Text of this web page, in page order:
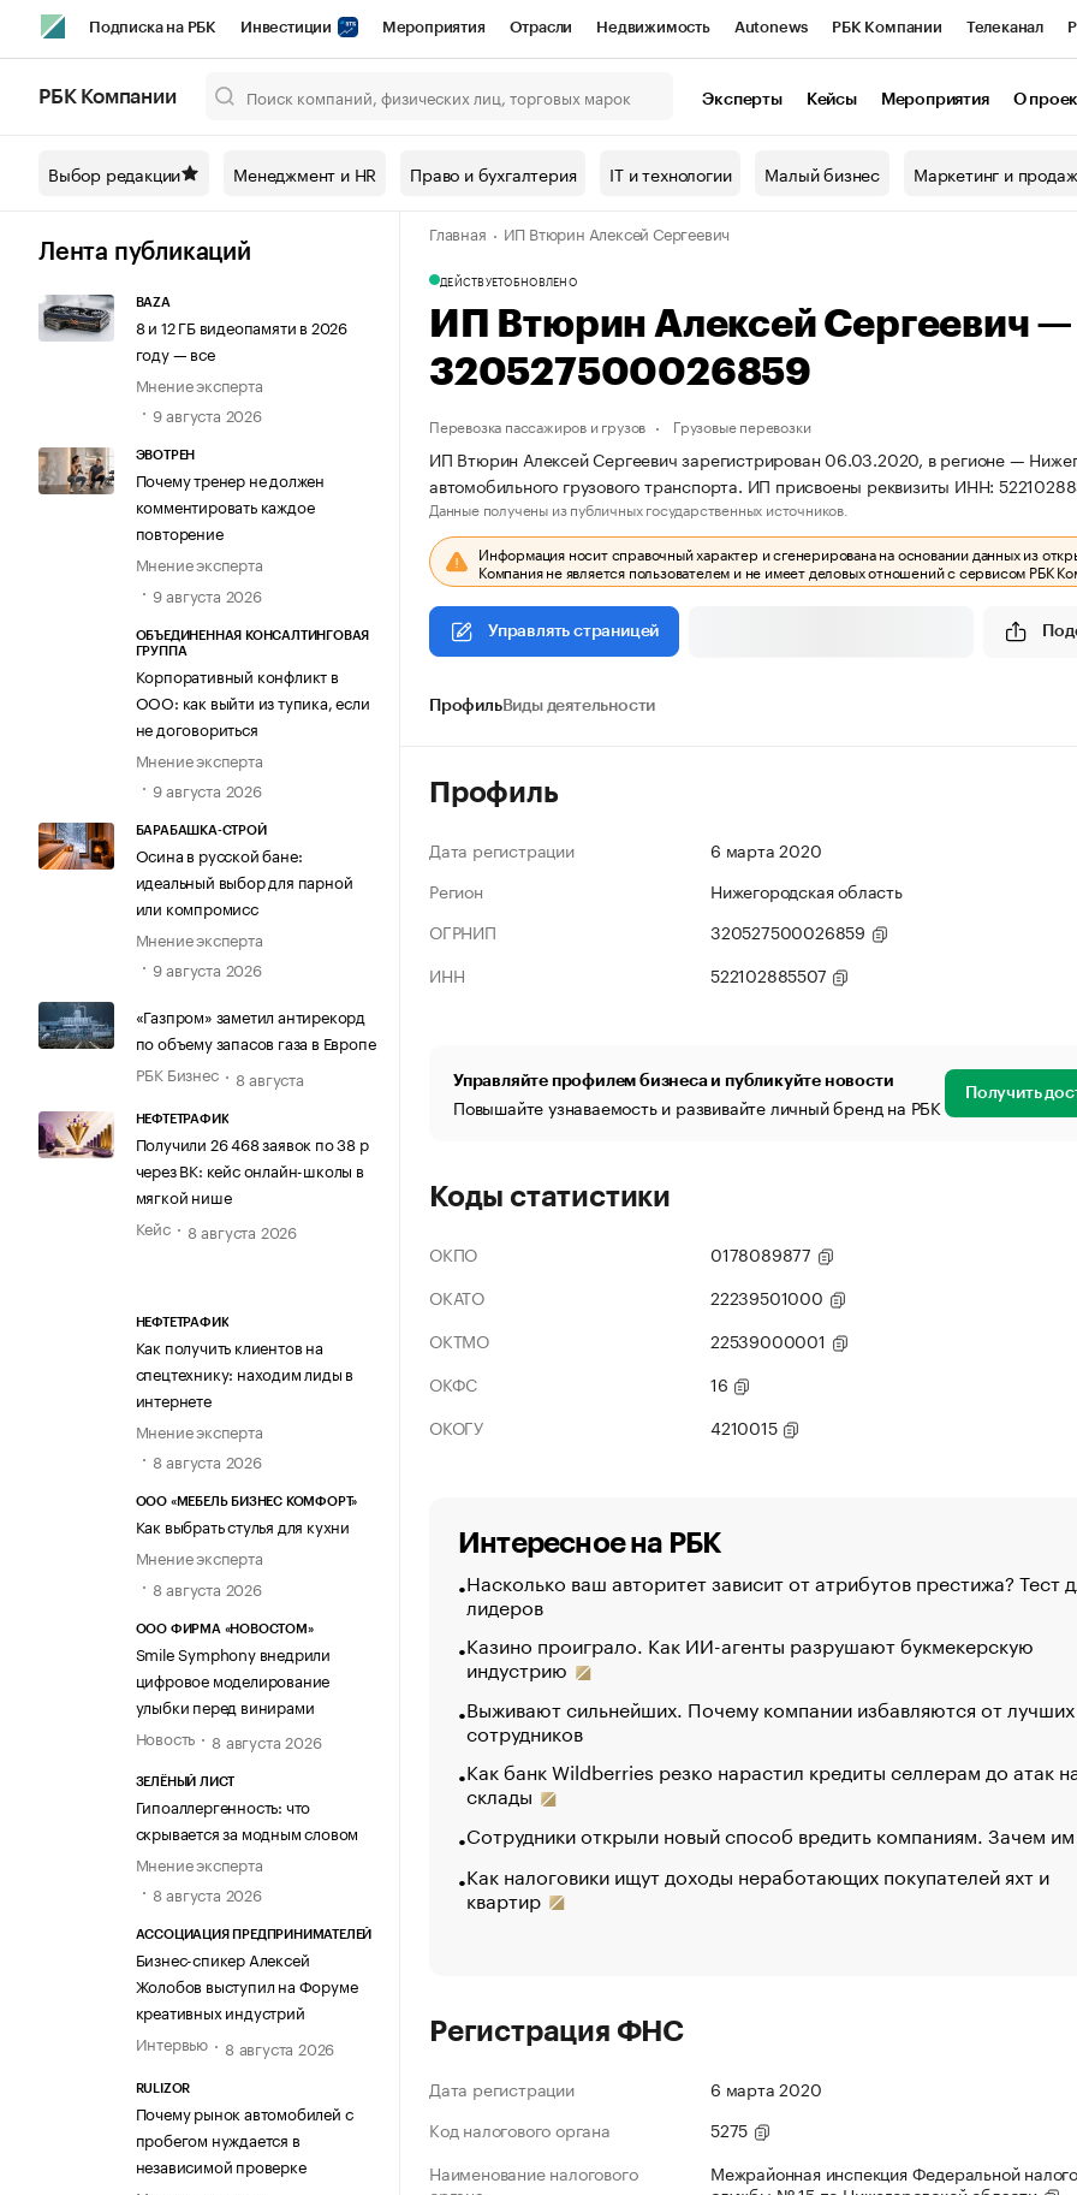
Подписка на РБК Инвестиции Мероприятия Отрасли Недвижимость Autonews РБК Компании Телеканал
Спецпроекты СПб Конференции СПб Спецпроекты Проверка контрагентов
Технологии и медиа Рынок наличной валюты
РБК Компании Эксперты Кейсы Мероприятия О
Выбор редакции Менеджмент и HR Право и бухгалтерия IT и технологии Малый бизнес Маркетинг и
Лента публикаций
BAZA
8 и 12 ГБ видеопамяти в 2026
году — все
Мнение эксперта
9 августа 2026
ЭВОТРЕН
Почему тренер не должен
комментировать каждое
повторение
Мнение эксперта
9 августа 2026
ОБЪЕДИНЕННАЯ КОНСАЛТИНГОВАЯ
ГРУППА
Корпоративный конфликт в
ООО: как выйти из тупика, если
не договориться
Мнение эксперта
9 августа 2026
БАРАБАШКА-СТРОЙ
Осина в русской бане:
идеальный выбор для парной
или компромисс
Мнение эксперта
9 августа 2026
«Газпром» заметил антирекорд
по объему запасов газа в Европе
РБК Бизнес
8 августа
НЕФТЕТРАФИК
Получили 26 468 заявок по 38 р
через ВК: кейс онлайн-школы в
мягкой нише
Кейс
8 августа 2026
НЕФТЕТРАФИК
Как получить клиентов на
спецтехнику: находим лиды в
интернете
Мнение эксперта
8 августа 2026
ООО «МЕБЕЛЬ БИЗНЕС КОМФОРТ»
Как выбрать стулья для кухни
Мнение эксперта
8 августа 2026
ООО ФИРМА «НОВОСТОМ»
Smile Symphony внедрили
цифровое моделирование
улыбки перед винирами
Новость
8 августа 2026
ЗЕЛЁНЫЙ ЛИСТ
Гипоаллергенность: что
скрывается за модным словом
Мнение эксперта
8 августа 2026
АССОЦИАЦИЯ ПРЕДПРИНИМАТЕЛЕЙ
Бизнес-спикер Алексей
Жолобов выступил на Форуме
креативных индустрий
Интервью
8 августа 2026
RULIZOR
Почему рынок автомобилей с
пробегом нуждается в
независимой проверке
Главная ИП Втюрин Алексей Сергеевич
ДЕЙСТВУЕТОБНОВЛЕНО
ИП Втюрин Алексей Сергеевич
320527500026859
Перевозка пассажиров и грузов Грузовые перевозки
ИП Втюрин Алексей Сергеевич зарегистрирован 06.03.2020, в регионе —
автомобильного грузового транспорта. ИП присвоены реквизиты ИНН:
Данные получены из публичных государственных источников.
Информация носит справочный характер и сгенерирована на основании данных из
Компания не является пользователем и не имеет деловых отношений с сервисом РБК
Управлять страницей
ПрофильВиды деятельности
Профиль
Дата регистрации
6 марта 2020
Регион
Нижегородская область
ОГРНИП
320527500026859
ИНН
522102885507
Управляйте профилем бизнеса и публикуйте новости
Повышайте узнаваемость и развивайте личный бренд на РБК Получить
Коды статистики
ОКПО
0178089877
ОКАТО
22239501000
ОКТМО
22539000001
ОКФС
16
ОКОГУ
4210015
Интересное на РБК
Насколько ваш авторитет зависит от атрибутов престижа? Тест
лидеров
Казино проиграло. Как ИИ-агенты разрушают букмекерскую
индустрию
Выживают сильнейших. Почему компании избавляются от лучших
сотрудников
Как банк Wildberries резко нарастил кредиты селлерам до атак
склады
Сотрудники открыли новый способ вредить компаниям. Зачем
Как налоговики ищут доходы неработающих покупателей яхт и
квартир
Регистрация ФНС
Дата регистрации
6 марта 2020
Код налогового органа
5275
Наименование налогового
Межрайонная инспекция Федеральной